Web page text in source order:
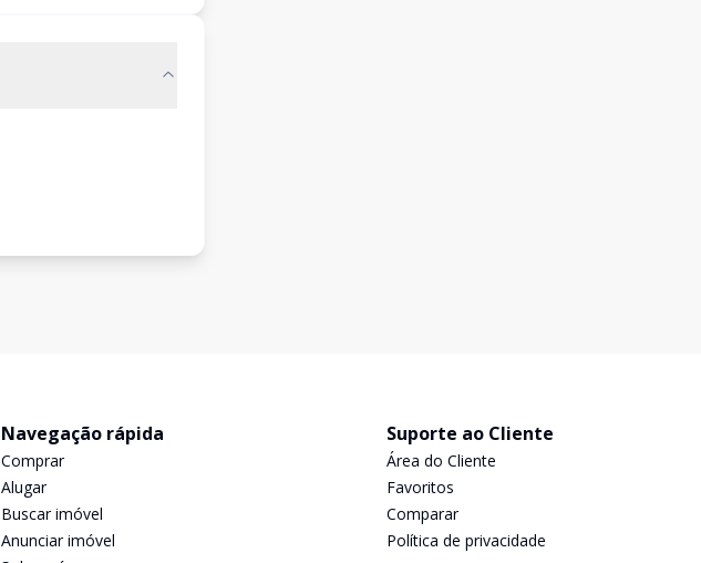
Navegação rápida
Comprar
Alugar
Buscar imóvel
Anunciar imóvel
Suporte ao Cliente
Área do Cliente
Favoritos
Comparar
Política de privacidade